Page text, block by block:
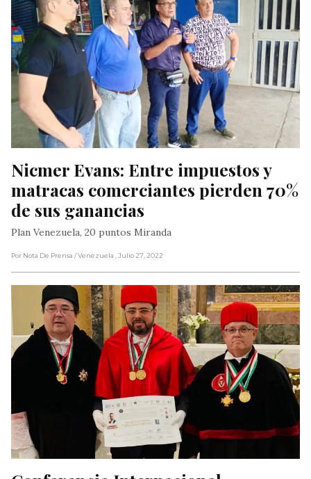
Nicmer Evans: Entre impuestos y
matracas comerciantes pierden 70%
de sus ganancias
Plan Venezuela, 20 puntos Miranda
Por Nota De Prensa / Venezuela , Julio 27, 2022